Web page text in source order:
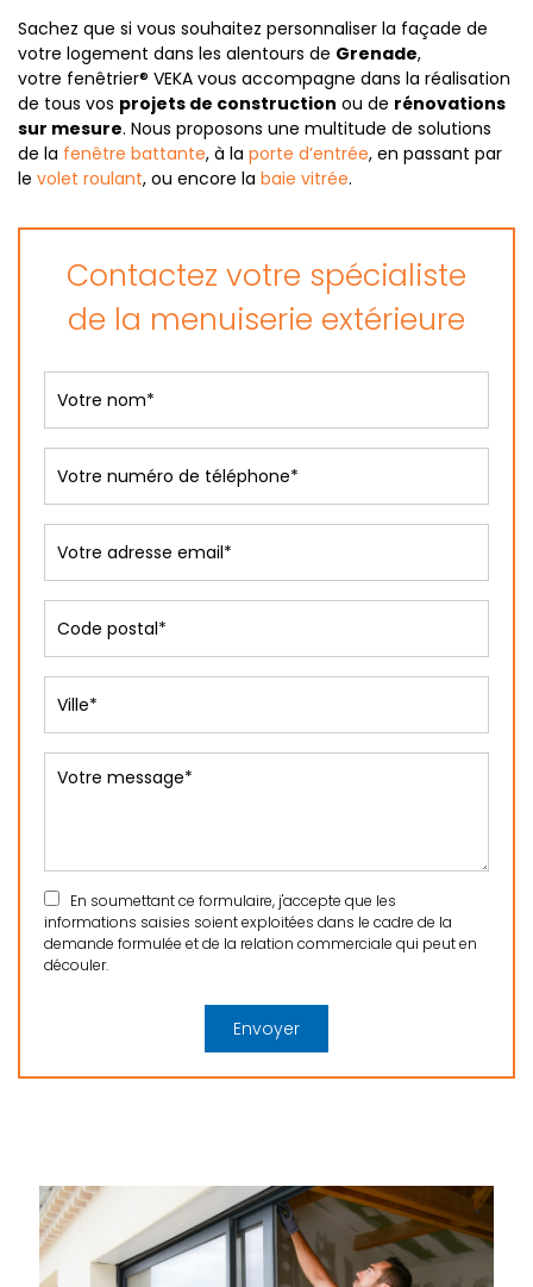
Sachez que si vous souhaitez personnaliser la façade de
votre logement dans les alentours de Grenade,
votre fenêtrier® VEKA vous accompagne dans la réalisation
de tous vos projets de construction ou de rénovations
sur mesure. Nous proposons une multitude de solutions
de la fenêtre battante, à la porte d’entrée, en passant par
le volet roulant, ou encore la baie vitrée.
Contactez votre spécialiste
de la menuiserie extérieure
En soumettant ce formulaire, j'accepte que les
informations saisies soient exploitées dans le cadre de la
demande formulée et de la relation commerciale qui peut en
découler.